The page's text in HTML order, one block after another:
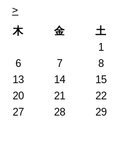
>
木 金
土
1
6 7
8
13 14
15
20 21
22
27 28
29